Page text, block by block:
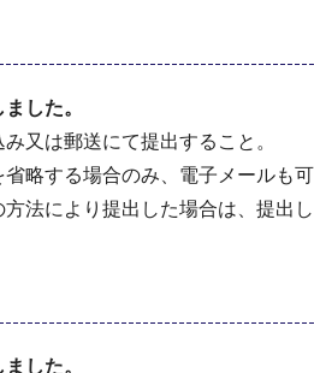
した。
又は郵送にて提出すること。
省略する場合のみ、電子メールも可
法により提出した場合は、提出
した。